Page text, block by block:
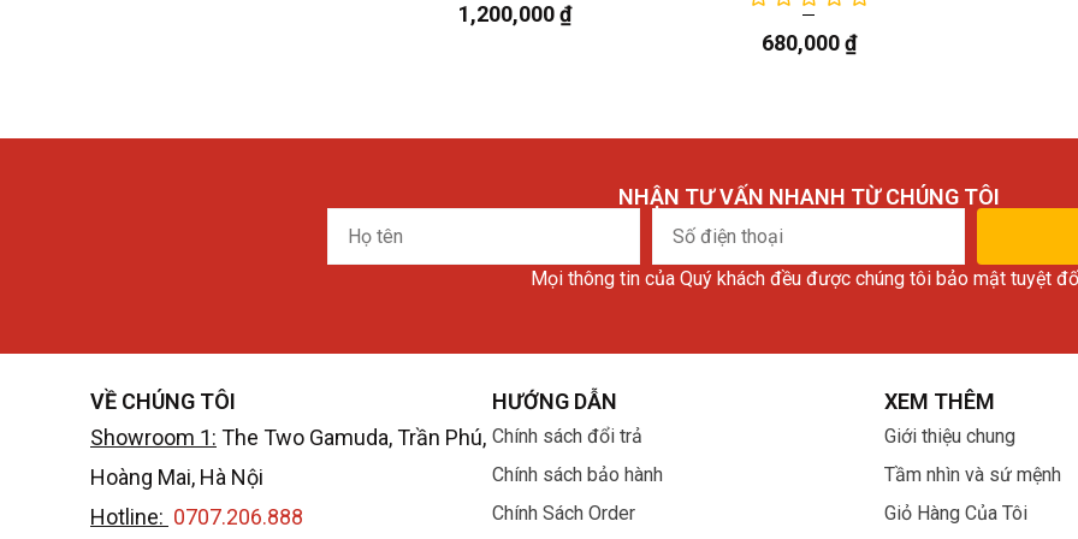
Thiết kế đẹp, lôi cuốn
1,200,000₫
680,000₫
NHẬN TƯ VẤN NHANH TỪ CHÚNG TÔI
Họ
tên
Số
điện
Mọi thông tin của Quý khách đều được chúng tôi bảo mật tuyệt
VỀ CHÚNG TÔI
Showroom 1: The Two Gamuda, Trần Phú,
Hoàng Mai, Hà Nội
Hotline: 0707.206.888
HƯỚNG DẪN
Chính sách đổi trả
Chính sách bảo hành
Chính Sách Order
XEM THÊM
Giới thiệu chung
Tầm nhìn và sứ mệnh
Giỏ Hàng Của Tôi